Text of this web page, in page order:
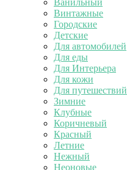
Ванильный
Винтажные
Городские
Детские
Для автомобилей
Для еды
Для Интерьера
Для кожи
Для путешествий
Зимние
Клубные
Коричневый
Красный
Летние
Нежный
Неоновые